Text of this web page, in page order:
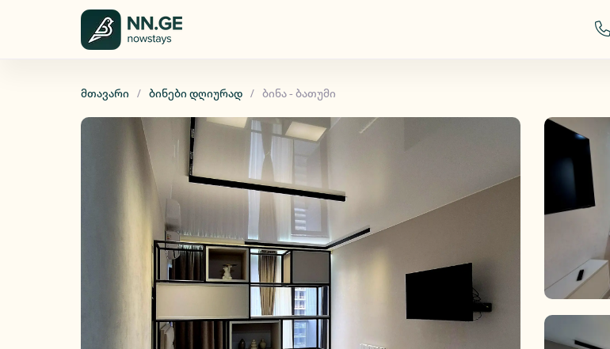
მთავარი ბინები დღიურად ბინა - ბათუმი